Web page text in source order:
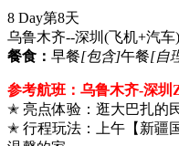
8 Day第8天
乌鲁木齐--深圳 (飞机+汽车)
餐食： 早餐[包含]午餐[自
参考航班：乌鲁木齐-深圳
✭ 亮点体验：逛大巴扎的
✭ 行程玩法：上午【新疆